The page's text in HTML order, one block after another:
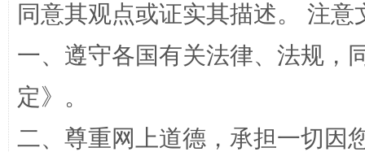
同意其观点或证实其描述。 注
一、遵守各国有关法律、法规，
定》。
二、尊重网上道德，承担一切因